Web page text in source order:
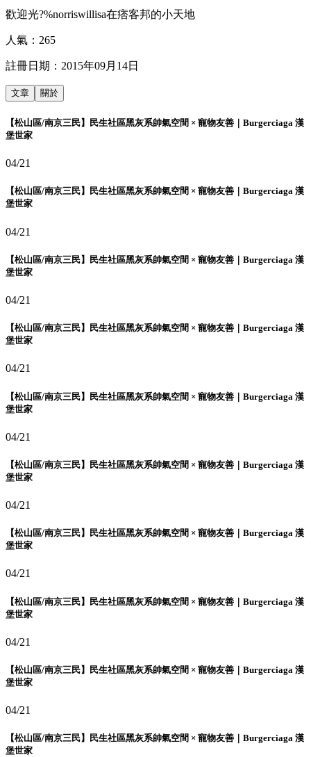
歡迎光?%norriswillisa在痞客邦的小天地
人氣： 265
註冊日期： 2015年09月14日
文章 關於
【松山區/南京三民】民生社區黑灰系帥氣空間 × 寵物友善｜Burgerciaga 漢
堡世家
04/21
【松山區/南京三民】民生社區黑灰系帥氣空間 × 寵物友善｜Burgerciaga 漢
堡世家
04/21
【松山區/南京三民】民生社區黑灰系帥氣空間 × 寵物友善｜Burgerciaga 漢
堡世家
04/21
【松山區/南京三民】民生社區黑灰系帥氣空間 × 寵物友善｜Burgerciaga 漢
堡世家
04/21
【松山區/南京三民】民生社區黑灰系帥氣空間 × 寵物友善｜Burgerciaga 漢
堡世家
04/21
【松山區/南京三民】民生社區黑灰系帥氣空間 × 寵物友善｜Burgerciaga 漢
堡世家
04/21
【松山區/南京三民】民生社區黑灰系帥氣空間 × 寵物友善｜Burgerciaga 漢
堡世家
04/21
【松山區/南京三民】民生社區黑灰系帥氣空間 × 寵物友善｜Burgerciaga 漢
堡世家
04/21
【松山區/南京三民】民生社區黑灰系帥氣空間 × 寵物友善｜Burgerciaga 漢
堡世家
04/21
【松山區/南京三民】民生社區黑灰系帥氣空間 × 寵物友善｜Burgerciaga 漢
堡世家